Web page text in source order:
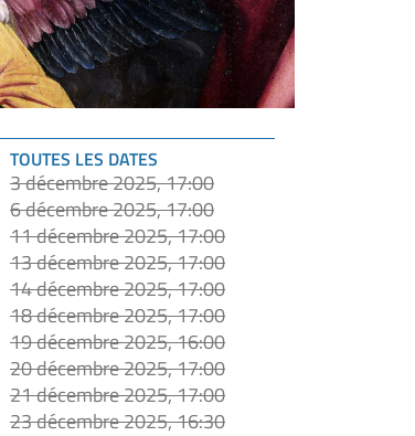
TOUTES LES DATES
3 décembre 2025, 17:00
6 décembre 2025, 17:00
11 décembre 2025, 17:00
13 décembre 2025, 17:00
14 décembre 2025, 17:00
18 décembre 2025, 17:00
19 décembre 2025, 16:00
20 décembre 2025, 17:00
21 décembre 2025, 17:00
23 décembre 2025, 16:30